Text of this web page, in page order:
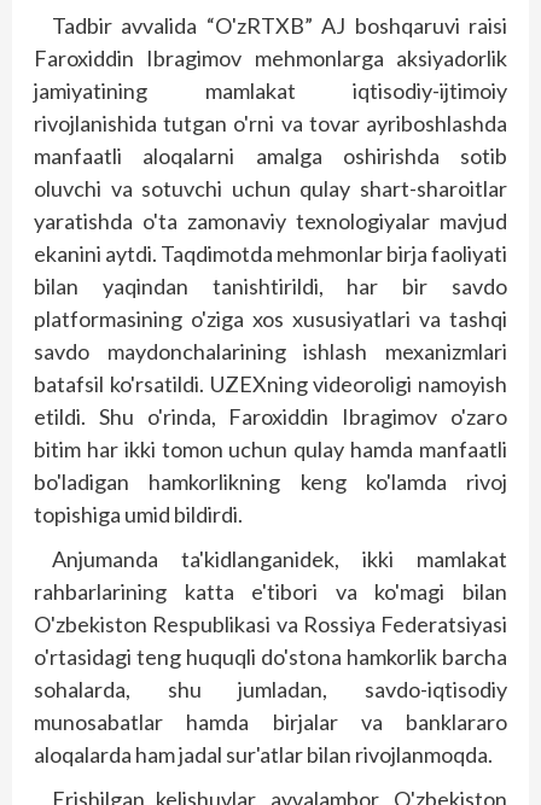
Tadbir avvalida “O'zRTXB” AJ bosh­qaruvi raisi
Faroxiddin Ibragimov mehmonlarga aksiyadorlik
jamiyatining mamlakat iqtisodiy-ijtimoiy
rivojlanishida tutgan o'rni va tovar ayriboshlashda
manfaatli aloqalarni amalga oshirishda sotib
oluvchi va sotuvchi uchun qulay shart-sharoitlar
yaratishda o'ta zamonaviy texnologiyalar mavjud
ekanini aytdi. Taqdimotda mehmonlar birja faoliyati
bilan yaqindan tanishtirildi, har bir savdo
platformasining o'ziga xos xususiyatlari va tashqi
savdo maydonchalarining ishlash mexanizmlari
batafsil ko'rsatildi. UZEXning videoroligi namoyish
etildi. Shu o'rinda, Faroxiddin Ibragimov o'zaro
bitim har ikki tomon uchun qulay hamda manfaatli
bo'ladigan hamkorlikning keng ko'lamda rivoj
topishiga umid bildirdi.
Anjumanda ta'kidlanganidek, ikki mamlakat
rahbarlarining katta e'tibori va ko'magi bilan
O'zbekiston Respublikasi va Rossiya Federatsiyasi
o'rtasidagi teng huquqli do'stona hamkorlik barcha
sohalarda, shu jumladan, savdo-iqtisodiy
munosabatlar hamda birjalar va banklararo
aloqalarda ham jadal sur'atlar bilan rivojlanmoqda.
Erishilgan kelishuvlar, avvalambor, O'zbekiston